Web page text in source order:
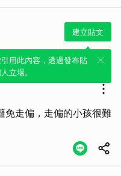
建立貼文
用此內容，透過發布貼
立場。
免走偏，走偏的小孩很難